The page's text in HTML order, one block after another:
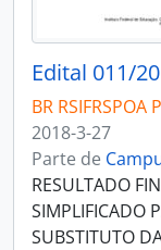
Edital 011/
BR
2018-3-27
Parte de
RESULTADO
SIMPLIFICADO
SUBSTITUTO